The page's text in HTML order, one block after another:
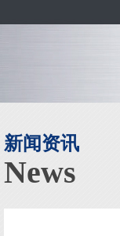
新闻资讯
News